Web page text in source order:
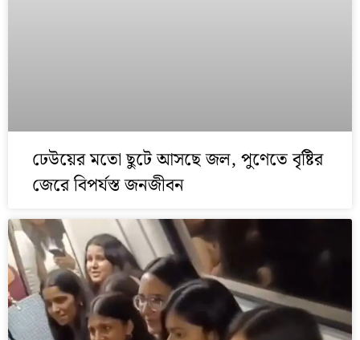
ঢেউয়ের মতো ছুটে আসছে জল, পুণেতে বৃষ্টির
জেরে বিপর্যস্ত জনজীবন